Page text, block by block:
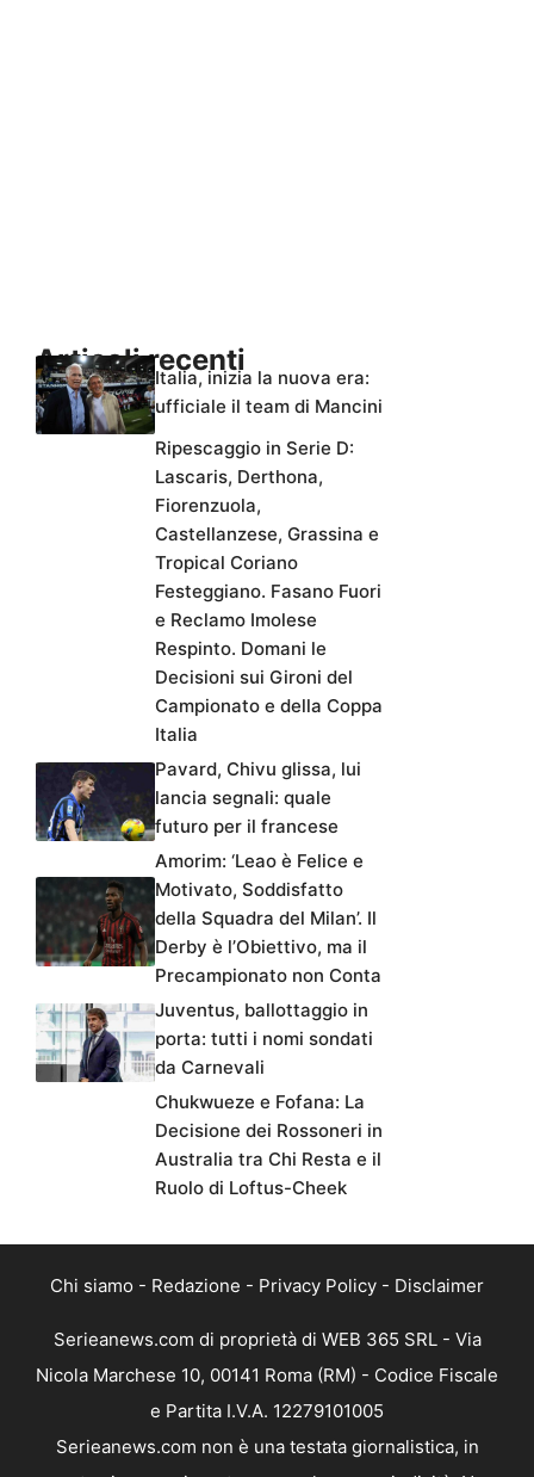
Articoli recenti
Italia, inizia la nuova era:
ufficiale il team di Mancini
Ripescaggio in Serie D:
Lascaris, Derthona,
Fiorenzuola,
Castellanzese, Grassina e
Tropical Coriano
Festeggiano. Fasano Fuori
e Reclamo Imolese
Respinto. Domani le
Decisioni sui Gironi del
Campionato e della Coppa
Italia
Pavard, Chivu glissa, lui
lancia segnali: quale
futuro per il francese
Amorim: ‘Leao è Felice e
Motivato, Soddisfatto
della Squadra del Milan’. Il
Derby è l’Obiettivo, ma il
Precampionato non Conta
Juventus, ballottaggio in
porta: tutti i nomi sondati
da Carnevali
Chukwueze e Fofana: La
Decisione dei Rossoneri in
Australia tra Chi Resta e il
Ruolo di Loftus-Cheek
Chi siamo - Redazione - Privacy Policy - Disclaimer
Serieanews.com di proprietà di WEB 365 SRL - Via
Nicola Marchese 10, 00141 Roma (RM) - Codice Fiscale
e Partita I.V.A. 12279101005
Serieanews.com non è una testata giornalistica, in